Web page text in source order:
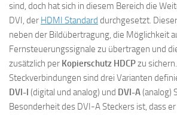
sind, doch hat sich in diesem Bereich die
DVI, der HDMI Standard durchgesetzt.
neben der Bildübertragung, die Möglichkeit
Fernsteuerungssignale zu übertragen und
zusätzlich per Kopierschutz HDCPzu
Steckverbindungen sind drei Varianten
DVI-I (digital und analog) und DVI-A(analog)
Besonderheit des DVI-A Steckers ist, dass